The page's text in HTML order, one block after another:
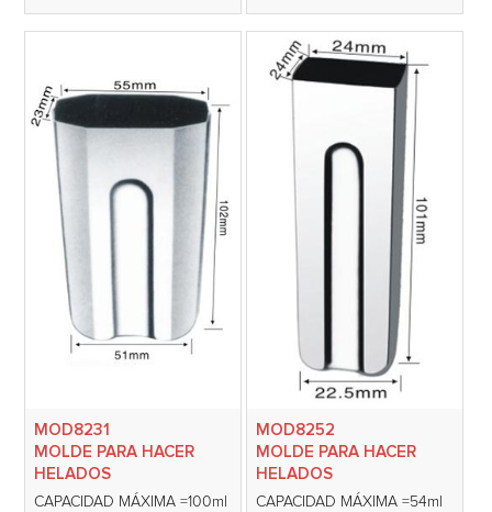
MOD8231
MOLDE PARA HACER
HELADOS
CAPACIDAD MÁXIMA =100ml
MOD8252
MOLDE PARA HACER
HELADOS
CAPACIDAD MÁXIMA =54ml